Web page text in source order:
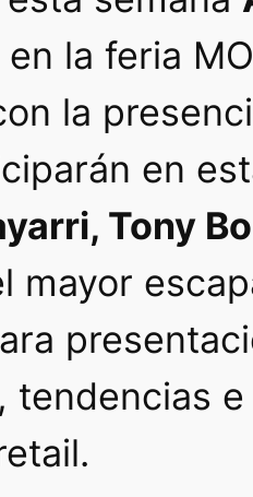
la feria
la
en
Tony
mayor
tendencias